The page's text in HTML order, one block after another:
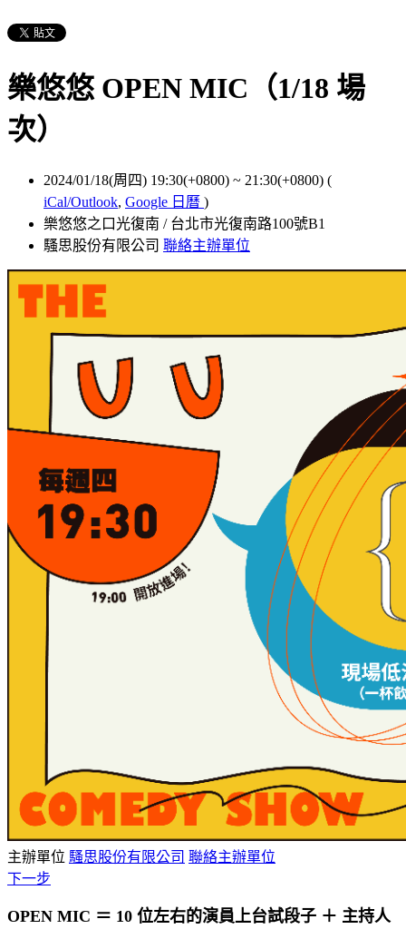
樂悠悠 OPEN MIC（1/18 場
次）
2024/01/18(周四) 19:30(+0800) ~ 21:30(+0800) (
iCal/Outlook, Google 日曆 )
樂悠悠之口光復南 / 台北市光復南路100號B1
騷思股份有限公司 聯絡主辦單位
主辦單位 騷思股份有限公司 聯絡主辦單位
下一步
OPEN MIC ＝ 10 位左右的演員上台試段子 ＋ 主持人